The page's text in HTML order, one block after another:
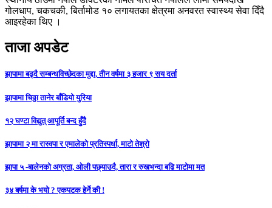
गोलधाप, चकचकी, बिर्तामोड १० लगायतका क्षेत्रमा अनवरत स्वास्थ्य सेवा दिँदै
आइरहेका थिए ।
ताजा अपडेट
झापामा बढ्दै सम्बन्धविच्छेदका मुद्दा, तीन वर्षमा ३ हजार ९ सय दर्ता
झापामा चिठ्ठा तानेर बाँडियो युरिया
१२ घण्टा विद्युत् आपूर्ति बन्द हुँदै
झापामा २ मा रास्वपा र एमालेको प्रतिस्पर्धा, माटो तेश्रो
झापा ५ -बालेनको अग्रता, ओली पछ्याउदै, तारा र रुखभन्दा बढि माटोमा मत
३४ बर्षमा के भयो ? एकपटक हेर्ने की !